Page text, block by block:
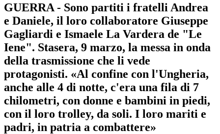
GUERRA - Sono partiti i fratelli Andrea
e Daniele, il loro collaboratore Giuseppe
Gagliardi e Ismaele La Vardera de "Le
Iene". Stasera, 9 marzo, la messa in onda
della trasmissione che li vede
protagonisti. «Al confine con l'Ungheria,
anche alle 4 di notte, c'era una fila di 7
chilometri, con donne e bambini in piedi,
con il loro trolley, da soli. I loro mariti e
padri, in patria a combattere»